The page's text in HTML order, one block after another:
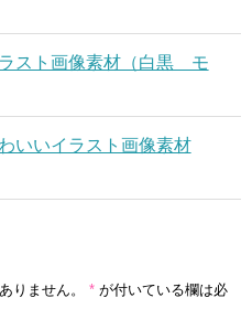
スト画像素材（白黒 モ
いいイラスト画像素材
りません。 * が付いている欄は必